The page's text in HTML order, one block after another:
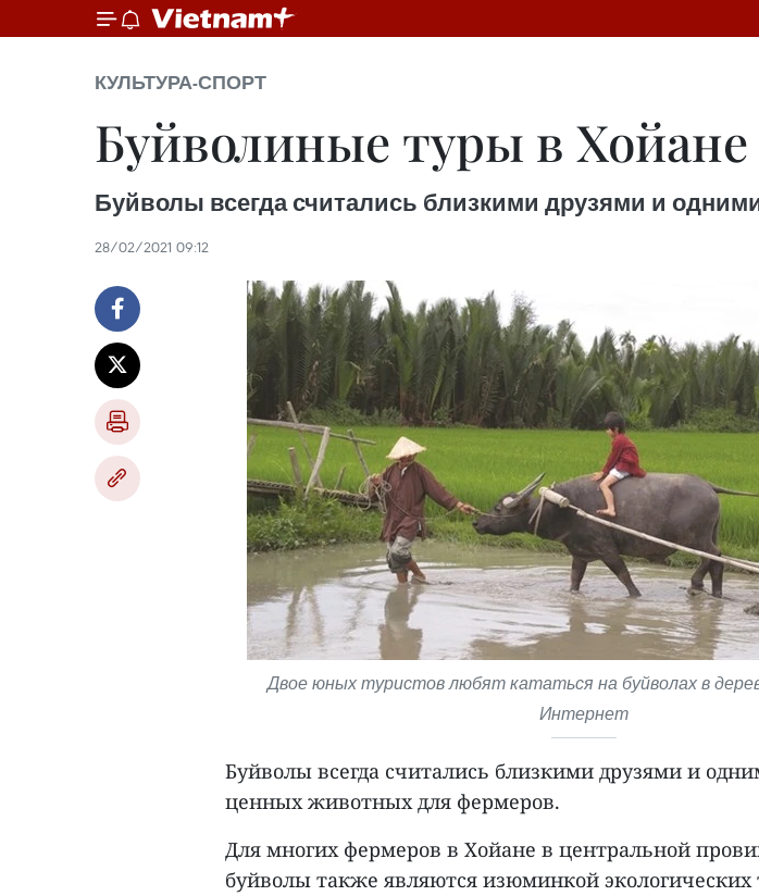
КУЛЬТУРА-СПОРТ
Буйволиные туры в
Буйволы всегда считались близкими друзями и
28/02/2021 09:12
Двое юных туристов любят кататься на буйволах в
Интернет
Буйволы всегда считались близкими друзями и
ценных животных для фермеров.
Для многих фермеров в Хойане в центральной
буйволы также являются изюминкой экологических